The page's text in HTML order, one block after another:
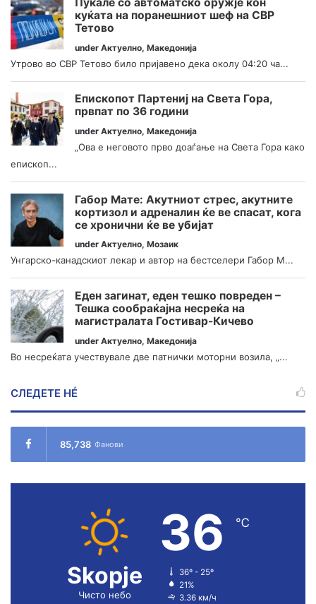
куќата на поранешниот шеф на СВР
Тетово
under Актуелно, Македонија
Утрово во СВР Тетово било пријавено дека околу 04:20 ча...
Епископот Партениј на Света Гора,
првпат по 36 години
under Актуелно, Македонија
„Ова е неговото прво доаѓање на Света Гора како
епископ...
Габор Мате: Акутниот стрес, акутните
кортизол и адреналин ќе ве спасат, кога
се хронични ќе ве убијат
under Актуелно, Мозаик
Унгарско-канадскиот лекар и автор на бестселери Габор М...
Еден загинат, еден тешко повреден –
Тешка сообраќајна несреќа на
магистралата Гостивар-Кичево
under Актуелно, Македонија
Во несреќата учествувале две патнички моторни возила, „...
СЛЕДЕТЕ НÉ
85,738 Фанови
Skopje
Чисто небо
36 ℃
36º - 25º
21%
3.36 км/ч